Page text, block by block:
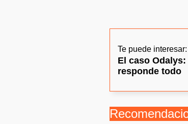
Te puede interesar:
El caso
responde todo